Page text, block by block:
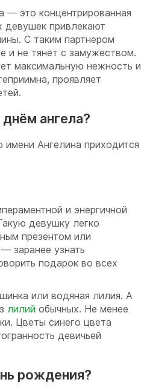
— это концентрированная
девушек привлекают
С таким партнером
и не тянет с замужеством.
максимальную нежность и
проявляет
ангела?
Ангелина приходится
и энергичной
девушку легко
презентом или
заранее узнать
подарок во всех
или водяная лилия. А
лилий обычных. Не менее
Цветы синего цвета
девичьей
рождения?